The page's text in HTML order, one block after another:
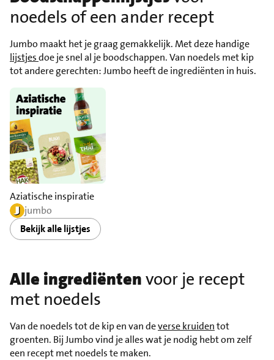
noedels of een ander recept
Jumbo maakt het je graag gemakkelijk. Met deze handige
lijstjesdoe je snel al je boodschappen. Van noedels met kip
tot andere gerechten: Jumbo heeft de ingrediënten in huis.
Aziatische inspiratie
jumbo
Bekijk alle lijstjes
Alle ingrediëntenvoor je recept
met noedels
Van de noedels tot de kip en van deverse kruidentot
groenten. Bij Jumbo vind je alles wat je nodig hebt om zelf
een recept met noedels te maken.